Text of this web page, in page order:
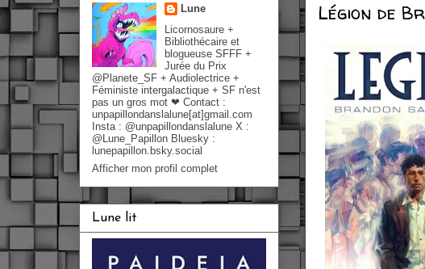
Légion de
Lune
Licornosaure +
Bibliothécaire et
blogueuse SFFF +
Jurée du Prix
@Planete_SF + Audiolectrice +
Féministe intergalactique + SF n'est
pas un gros mot ❤ Contact :
unpapillondanslalune[at]gmail.com
Insta : @unpapillondanslalune X :
@Lune_Papillon Bluesky :
lunepapillon.bsky.social
Afficher mon profil complet
Lune lit